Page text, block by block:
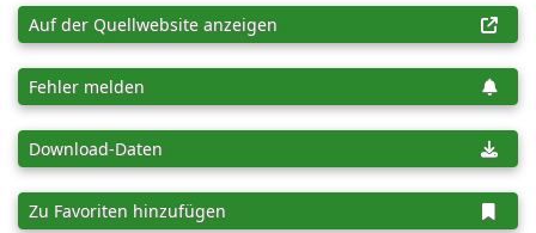
Auf der Quellwebsite anzeigen
Fehler melden
Download-Daten
Zu Favoriten hinzufügen